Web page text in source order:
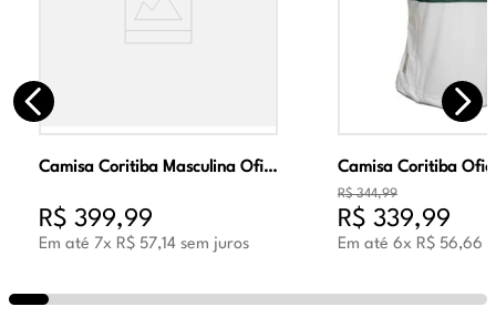
Camisa Coritiba Masculina Oficial Jogo 2 2026 Verde
R$ 399,99
Em até 7x R$ 57,14 sem juros
R$ 344,99
R$ 339,99
Em até 6x R$ 56,66